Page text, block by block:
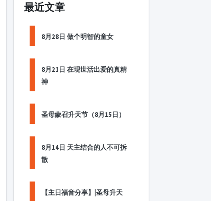
最近文章
8月28日 做个明智的童女
8月21日 在现世活出爱的真精
神
圣母蒙召升天节（8月15日）
8月14日 天主结合的人不可拆
散
【主日福音分享】|圣母升天